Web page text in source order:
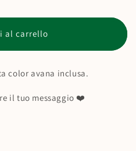
al carrello
color avana inclusa.
il tuo messaggio ❤️